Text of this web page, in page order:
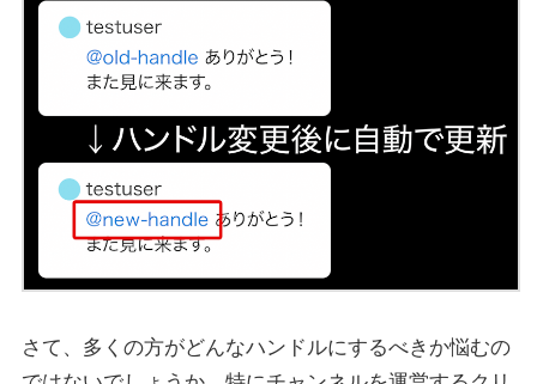
さて、多くの方がどんなハンドルにするべきか悩むの